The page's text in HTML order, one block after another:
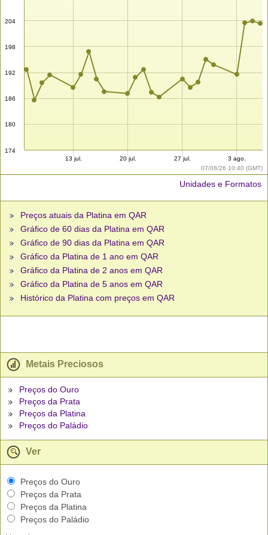
07/08/26 10:40 (GMT)
174
180
186
192
198
204
13 jul. 20 jul. 27 jul. 3 ago.
Unidades e Formatos
Preços atuais da Platina em QAR
Gráfico de 60 dias da Platina em QAR
Gráfico de 90 dias da Platina em QAR
Gráfico da Platina de 1 ano em QAR
Gráfico da Platina de 2 anos em QAR
Gráfico da Platina de 5 anos em QAR
Histórico da Platina com preços em QAR
Metais Preciosos
Preços do Ouro
Preços da Prata
Preços da Platina
Preços do Paládio
Ver
Preços do Ouro
Preços da Prata
Preços da Platina
Preços do Paládio